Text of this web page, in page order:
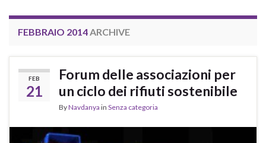
FEBBRAIO 2014ARCHIVE
FEB
21
Forum delle associazioni per
un ciclo dei rifiuti sostenibile
ByNavdanya in Senza categoria